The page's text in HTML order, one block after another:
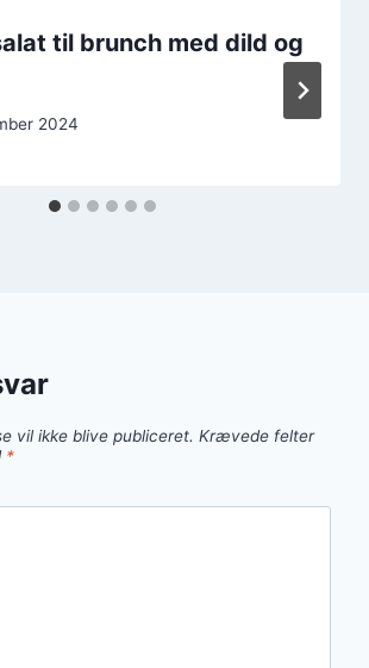
til brunch med dild og
2024
vil ikke blive publiceret. Krævede felter
*